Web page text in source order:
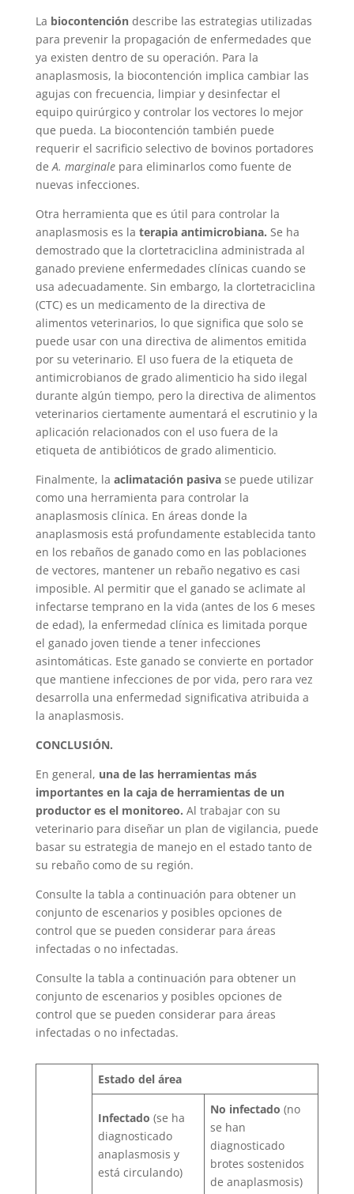
La biocontencióndescribe las estrategias utilizadas
para prevenir la propagación de enfermedades que
ya existen dentro de su operación. Para la
anaplasmosis, la biocontención implica cambiar las
agujas con frecuencia, limpiar y desinfectar el
equipo quirúrgico y controlar los vectores lo mejor
que pueda. La biocontención también puede
requerir el sacrificio selectivo de bovinos portadores
de A. marginalepara eliminarlos como fuente de
nuevas infecciones.
Otra herramienta que es útil para controlar la
anaplasmosis es la terapia antimicrobiana. Se ha
demostrado que la clortetraciclina administrada al
ganado previene enfermedades clínicas cuando se
usa adecuadamente. Sin embargo, la clortetraciclina
(CTC) es un medicamento de la directiva de
alimentos veterinarios, lo que significa que solo se
puede usar con una directiva de alimentos emitida
por su veterinario. El uso fuera de la etiqueta de
antimicrobianos de grado alimenticio ha sido ilegal
durante algún tiempo, pero la directiva de alimentos
veterinarios ciertamente aumentará el escrutinio y la
aplicación relacionados con el uso fuera de la
etiqueta de antibióticos de grado alimenticio.
Finalmente, la aclimatación pasivase puede utilizar
como una herramienta para controlar la
anaplasmosis clínica. En áreas donde la
anaplasmosis está profundamente establecida tanto
en los rebaños de ganado como en las poblaciones
de vectores, mantener un rebaño negativo es casi
imposible. Al permitir que el ganado se aclimate al
infectarse temprano en la vida (antes de los 6 meses
de edad), la enfermedad clínica es limitada porque
el ganado joven tiende a tener infecciones
asintomáticas. Este ganado se convierte en portador
que mantiene infecciones de por vida, pero rara vez
desarrolla una enfermedad significativa atribuida a
la anaplasmosis.
CONCLUSIÓN.
En general, una de las herramientas más
importantes en la caja de herramientas de un
productor es el monitoreo. Al trabajar con su
veterinario para diseñar un plan de vigilancia, puede
basar su estrategia de manejo en el estado tanto de
su rebaño como de su región.
Consulte la tabla a continuación para obtener un
conjunto de escenarios y posibles opciones de
control que se pueden considerar para áreas
infectadas o no infectadas.
Consulte la tabla a continuación para obtener un
conjunto de escenarios y posibles opciones de
control que se pueden considerar para áreas
infectadas o no infectadas.
Estado del área
Infectado (se ha
diagnosticado
anaplasmosis y
está circulando)
No infectado (no
se han
diagnosticado
brotes sostenidos
de anaplasmosis)